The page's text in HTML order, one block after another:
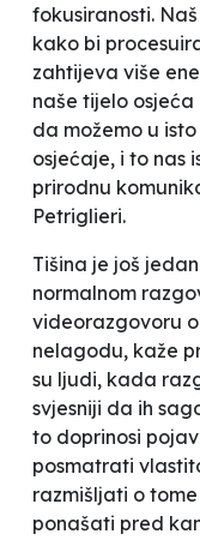
fokusiranosti.
kako bi
zahtijeva više
naše tijelo osjeća
da možemo u
osjećaje, i to nas
prirodnu
Petriglieri.
Tišina je još
normalnom
videorazgovoru
nelagodu, kaže
su ljudi, kada
svjesniji da ih
to doprinosi
posmatrati
razmišljati o
ponašati pred